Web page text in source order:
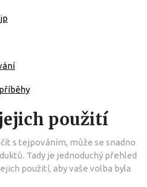
použití
s tejpováním, může se snadno
Tady je jednoduchý přehled
použití, aby vaše volba byla